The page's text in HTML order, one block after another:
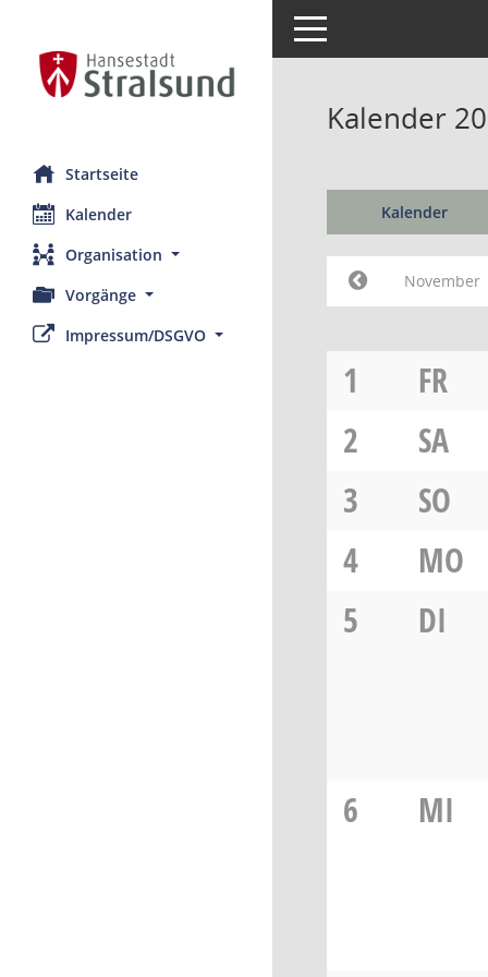
Startseite
Kalender
Organisation
Vorgänge
Impressum/DSGVO
Toggle navigation
Kalender
Kalender
November
1
FR
2
SA
3
SO
4
MO
5
DI
6 MI